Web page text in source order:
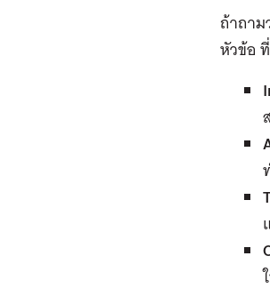
ถ้าถาม
หัวข้อ